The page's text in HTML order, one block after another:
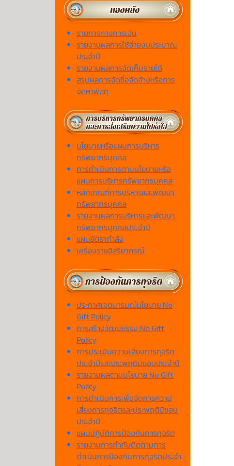
รายการทางการเงิน
รายงานผลการใช้จ่ายงบประมาณ
ประจำปี
รายงานผลการจัดเก็บรายได้
สรุปผลการจัดซื้อจัดจ้างหรือการ
จัดหาพัสดุ
นโยบายหรือแผนการบริหาร
ทรัพยากรบุคคล
การดำเนินการตามนโยบายหรือ
แผนการบริหารทรัพยากรบุคคล
หลักเกณฑ์การบริหารและพัฒนา
ทรัพยากรบุคคล
รายงานผลการบริหารและพัฒนา
ทรัพยากรบุคคลประจำปี
แผนอัตรากำลัง
เครื่องราชอิสริยาภรณ์
ประกาศเจตนารมณ์นโยบาย No
Gift Policy
การสร้างวัฒนธรรม No Gift
Policy
การประเมินความเสี่ยงการทุจริต
ประจำปีและประพฤติมิชอบประจำปี
รายงานผลตามนโยบาย No Gift
Policy
การดำเนินการเพื่อจัดการความ
เสี่ยงการทุจริตและประพฤติมิชอบ
ประจำปี
แผนปฏิบัติการป้องกันการทุจริต
รายงานการกำกับติดตามการ
ดำเนินการป้องกันการทุจริตประจำ